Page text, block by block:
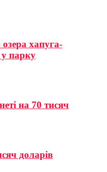
озера хапуга-
парку
на 70 тисяч
доларів